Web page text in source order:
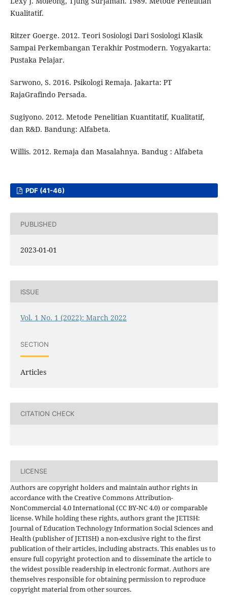
Kualitatif.
Ritzer Goerge. 2012. Teori Sosiologi Dari Sosiologi Klasik
Sampai Perkembangan Terakhir Postmodern. Yogyakarta:
Pustaka Pelajar.
Sarwono, S. 2016. Psikologi Remaja. Jakarta: PT
RajaGrafindo Persada.
Sugiyono. 2012. Metode Penelitian Kuantitatif, Kualitatif,
dan R&D. Bandung: Alfabeta.
Willis. 2012. Remaja dan Masalahnya. Bandug : Alfabeta
PDF (41-46)
PUBLISHED
2023-01-01
ISSUE
Vol. 1 No. 1 (2022): March 2022
SECTION
Articles
CITATION CHECK
LICENSE
Authors are copyright holders and maintain author rights in
accordance with the Creative Commons Attribution-
NonCommercial 4.0 International (CC BY-NC 4.0) or comparable
license. While holding these rights, authors grant the JETISH:
Journal of Education Technology Information Social Sciences and
Health (publisher of JETISH) a non-exclusive right to the first
publication of their articles, including abstracts. This enables us to
ensure full copyright protection and to disseminate the article to
the widest possible readership in electronic format. Authors are
themselves responsible for obtaining permission to reproduce
copyright material from other sources.